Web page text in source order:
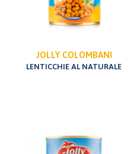
JOLLY COLOMBANI
LENTICCHIE AL NATURALE